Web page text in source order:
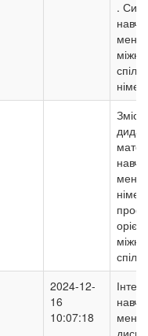
.
Зміст
2024-12-
16
10:07:18